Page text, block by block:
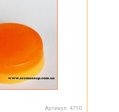
Артикул: 4710